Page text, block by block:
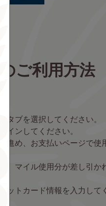
ご利用方法
タブを選択してください。
インしてください。
進め、お支払いページで使
、マイル使用分が差し引か
ットカード情報を入力して